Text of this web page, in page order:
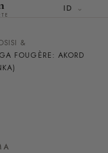
ID
&
FOUGÈRE: AKORD